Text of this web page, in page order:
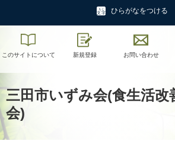
ひらがなをつける
このサイトについて 新規登録 お問い合わせ
三田市いずみ会(食生活改
会)